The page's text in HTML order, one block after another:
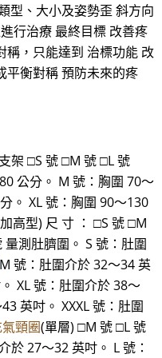
型、大小及姿勢歪 斜方向
行治療 最終目標 改善疼
稱，只能達到 治標功能 改
平衡對稱 預防未來的疼
架 □S 號 □M 號 □L 號
公分。 M 號：胸圍 70～
。 XL 號：胸圍 90～130
高型) 尺 寸 ： □S 號 □M
量測肚臍圍。 S 號：肚圍
M 號：肚圍介於 32～34 英
XL 號：肚圍介於 38～
英吋。 XXXL 號：肚圍
頸圈(單層) □M 號 □L 號
於 27～32 英吋。 L 號：